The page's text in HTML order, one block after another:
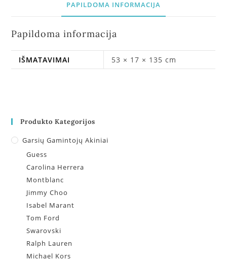
PAPILDOMA INFORMACIJA
Papildoma informacija
IŠMATAVIMAI 53 × 17 × 135 cm
Produkto Kategorijos
Garsių Gamintojų Akiniai
Guess
Carolina Herrera
Montblanc
Jimmy Choo
Isabel Marant
Tom Ford
Swarovski
Ralph Lauren
Michael Kors